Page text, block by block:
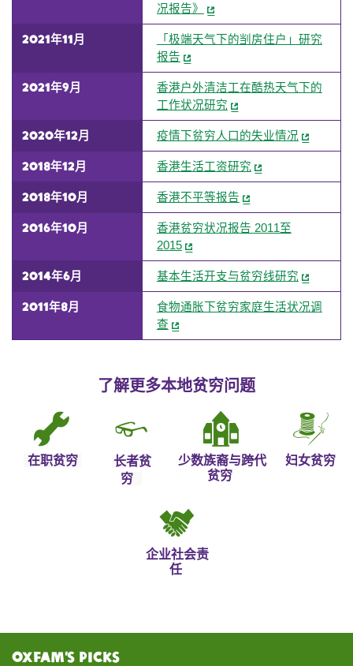
况报告》
2021年11月
「极端天气下的㓥房住户」研究
报告
2021年9月
香港户外清洁工在酷热天气下的
工作状况研究
2020年12月 疫情下贫穷人口的失业情况
2018年12月 香港生活工资研究
2018年10月 香港不平等报告
2016年10月
香港贫穷状况报告 2011至
2015
2014年6月 基本生活开支与贫穷线研究
2011年8月
食物通胀下贫穷家庭生活状况调
查
了解更多本地贫穷问题
在职贫穷
长者贫
穷
少数族裔与跨代
贫穷
妇女贫穷
企业社会责
任
Oxfam’s Picks